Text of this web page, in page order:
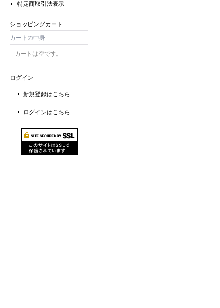
特定商取引法表示
ショッピングカート
カートの中身
カートは空です。
ログイン
新規登録はこちら
ログインはこちら